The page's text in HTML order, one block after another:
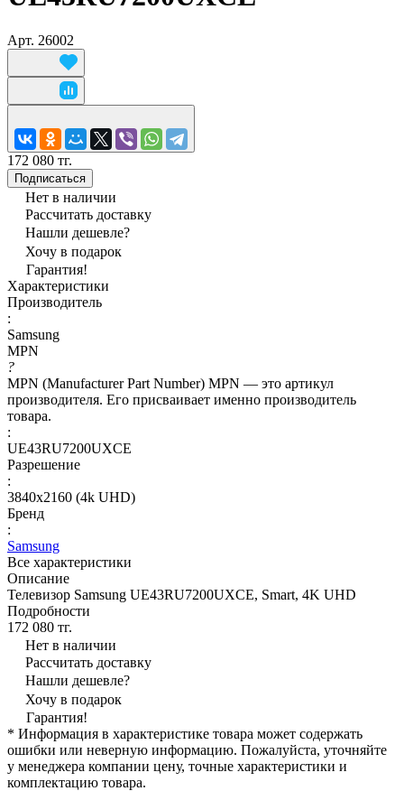
Арт. 26002
172 080 тг.
Подписаться
Нет в наличии
Рассчитать доставку
Нашли дешевле?
Хочу в подарок
Гарантия!
Характеристики
Производитель
:
Samsung
MPN
?
MPN (Manufacturer Part Number) MPN — это артикул
производителя. Его присваивает именно производитель
товара.
:
UE43RU7200UXCE
Разрешение
:
3840x2160 (4k UHD)
Бренд
:
Samsung
Все характеристики
Описание
Телевизор Samsung UE43RU7200UXCE, Smart, 4K UHD
Подробности
172 080 тг.
Нет в наличии
Рассчитать доставку
Нашли дешевле?
Хочу в подарок
Гарантия!
* Информация в характеристике товара может содержать
ошибки или неверную информацию. Пожалуйста, уточняйте
у менеджера компании цену, точные характеристики и
комплектацию товара.